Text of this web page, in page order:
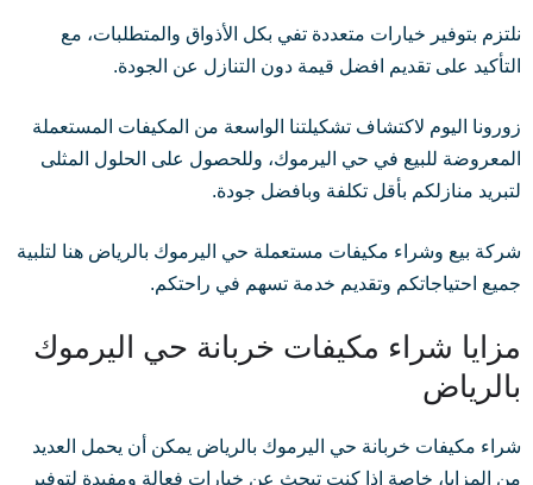
نلتزم بتوفير خيارات متعددة تفي بكل الأذواق والمتطلبات، مع
التأكيد على تقديم افضل قيمة دون التنازل عن الجودة.
زورونا اليوم لاكتشاف تشكيلتنا الواسعة من المكيفات المستعملة
المعروضة للبيع في حي اليرموك، وللحصول على الحلول المثلى
لتبريد منازلكم بأقل تكلفة وبافضل جودة.
شركة بيع وشراء مكيفات مستعملة حي اليرموك بالرياض هنا لتلبية
جميع احتياجاتكم وتقديم خدمة تسهم في راحتكم.
مزايا شراء مكيفات خربانة حي اليرموك
بالرياض
شراء مكيفات خربانة حي اليرموك بالرياض يمكن أن يحمل العديد
من المزايا، خاصة إذا كنت تبحث عن خيارات فعالة ومفيدة لتوفير